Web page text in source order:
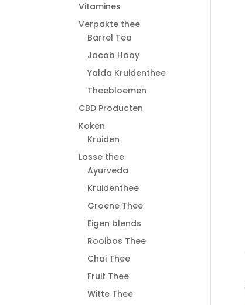
Vitamines
Verpakte thee
Barrel Tea
Jacob Hooy
Yalda Kruidenthee
Theebloemen
CBD Producten
Koken
Kruiden
Losse thee
Ayurveda
Kruidenthee
Groene Thee
Eigen blends
Rooibos Thee
Chai Thee
Fruit Thee
Witte Thee